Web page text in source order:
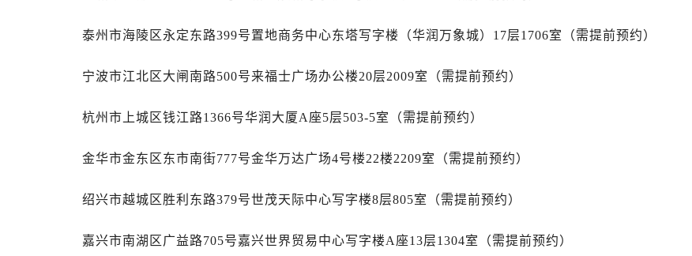
吉林省吉林市船营区河南街劳力士售后服务中心（需提前预约）
吉林省梅河口市新华街道梅河大街劳力士售后服务中心（需提前预约）
吉林省松原市宁江区五环大街劳力士售后服务中心（需提前预约）
吉林省延边市延吉市解放路劳力士售后服务中心（需提前预约）
辽宁省本溪市平山区胜利路劳力士售后服务中心（需提前预约）
泰州市海陵区永定东路399号置地商务中心东塔写字楼（华润万象城）17层1706室（需提前预约）
宁波市江北区大闸南路500号来福士广场办公楼20层2009室（需提前预约）
杭州市上城区钱江路1366号华润大厦A座5层503-5室（需提前预约）
金华市金东区东市南街777号金华万达广场4号楼22楼2209室（需提前预约）
绍兴市越城区胜利东路379号世茂天际中心写字楼8层805室（需提前预约）
嘉兴市南湖区广益路705号嘉兴世界贸易中心写字楼A座13层1304室（需提前预约）